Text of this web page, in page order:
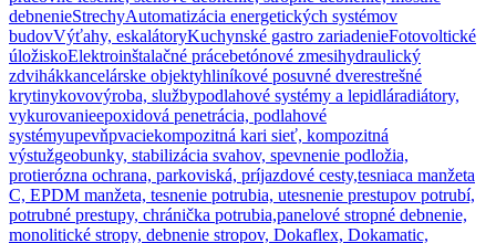
debnenieStrechyAutomatizácia energetických systémov
budovVýťahy, eskalátoryKuchynské gastro zariadenieFotovoltické
úložiskoElektroinštalačné prácebetónové zmesihydraulický
zdvihákkancelárske objektyhliníkové posuvné dverestrešné
krytinykovovýroba, službypodlahové systémy a lepidláradiátory,
vykurovanieepoxidová penetrácia, podlahové
systémyupevňpvaciekompozitná kari sieť, kompozitná
výstužgeobunky, stabilizácia svahov, spevnenie podložia,
protierózna ochrana, parkoviská, príjazdové cesty,tesniaca manžeta
C, EPDM manžeta, tesnenie potrubia, utesnenie prestupov potrubí,
potrubné prestupy, chránička potrubia,panelové stropné debnenie,
monolitické stropy, debnenie stropov, Dokaflex, Dokamatic,